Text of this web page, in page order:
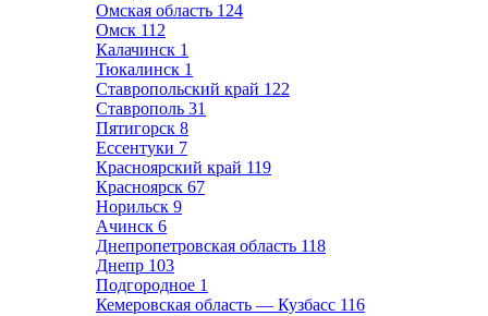
Омская область 124
Омск 112
Калачинск 1
Тюкалинск 1
Ставропольский край 122
Ставрополь 31
Пятигорск 8
Ессентуки 7
Красноярский край 119
Красноярск 67
Норильск 9
Ачинск 6
Днепропетровская область 118
Днепр 103
Подгородное 1
Кемеровская область — Кузбасс 116